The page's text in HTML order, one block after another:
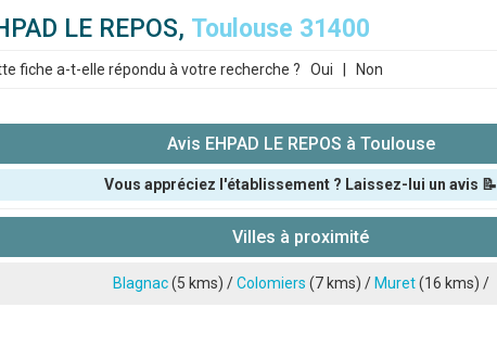
LE REPOS, Toulouse 31400
fiche a-t-elle répondu à votre recherche ? Oui Non
Avis EHPAD LE REPOS à Toulouse
Vous appréciez l'établissement ? Laissez-lui un avis 📝
que vous souhaitez attribuer :
Villes à proximité
Blagnac(5 kms) /Colomiers (7 kms) / Muret(16 kms) /